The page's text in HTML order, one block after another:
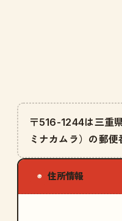
〒516-1244は三重
ミナカムラ）の郵便
◉ 住所情報